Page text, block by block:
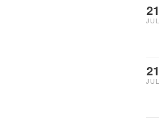
21
JUL
21
JUL